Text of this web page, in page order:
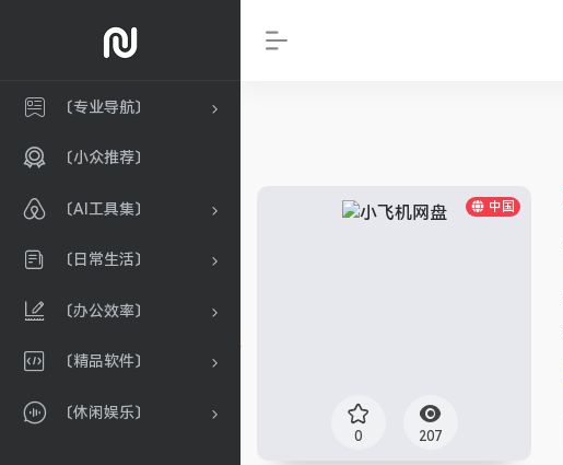
〔专业导航〕
〔小众推荐〕
〔AI工具集〕
〔日常生活〕
〔办公效率〕
〔精品软件〕
〔休闲娱乐〕
中国
0 207